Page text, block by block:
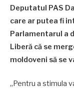
Deputatul PAS
care ar putea fi
Parlamentarul a
Liberă că se
moldoveni să se
„Pentru a stimula